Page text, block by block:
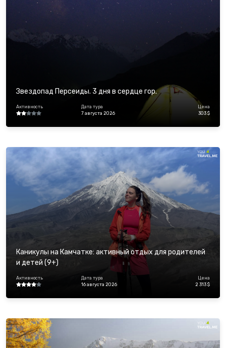
Звездопад Персеиды. 3 дня в сердце гор.
Активность
Дата тура
7 августа 2026
Цена
303 $
Каникулы на Камчатке: активный отдых для родителей
и детей (9+)
Активность
Дата тура
16 августа 2026
Цена
2 313 $